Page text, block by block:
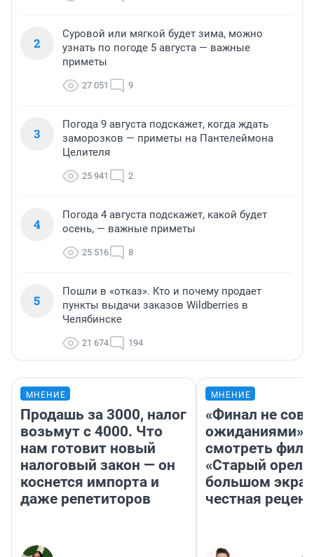
2
Суровой или мягкой будет зима, можно
узнать по погоде 5 августа — важные
приметы
27 051 9
3
Погода 9 августа подскажет, когда ждать
заморозков — приметы на Пантелеймона
Целителя
25 941 2
4
Погода 4 августа подскажет, какой будет
осень, — важные приметы
25 516 8
5
Пошли в «отказ». Кто и почему продает
пункты выдачи заказов Wildberries в
Челябинске
21 674 194
МНЕНИЕ
Продашь за 3000, налог
возьмут с 4000. Что
нам готовит новый
налоговый закон — он
коснется импорта и
даже репетиторов
МНЕНИЕ
«Финал не
ожиданиями»:
смотреть
«Старый орел»
большом
честная